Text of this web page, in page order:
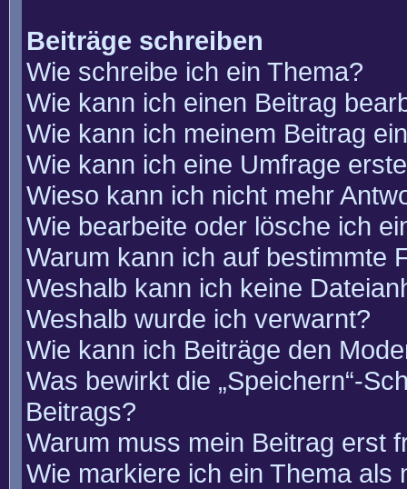
Beiträge schreiben
Wie schreibe ich ein Thema?
Wie kann ich einen Beitrag
Wie kann ich meinem Beitrag
Wie kann ich eine Umfrage
Wieso kann ich nicht mehr
Wie bearbeite oder lösche ich
Warum kann ich auf bestimmte
Weshalb kann ich keine
Weshalb wurde ich verwarnt?
Wie kann ich Beiträge den
Was bewirkt die „Speichern“-
Beitrags?
Warum muss mein Beitrag erst
Wie markiere ich ein Thema als